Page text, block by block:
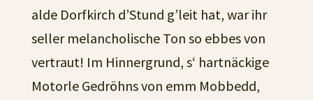
alde Dorfkirch d’Stund g’leit hat, war ihr
seller melancholische Ton so ebbes von
vertraut! Im Hinnergrund, s‘ hartnäckige
Motorle Gedröhns von emm Mobbedd,